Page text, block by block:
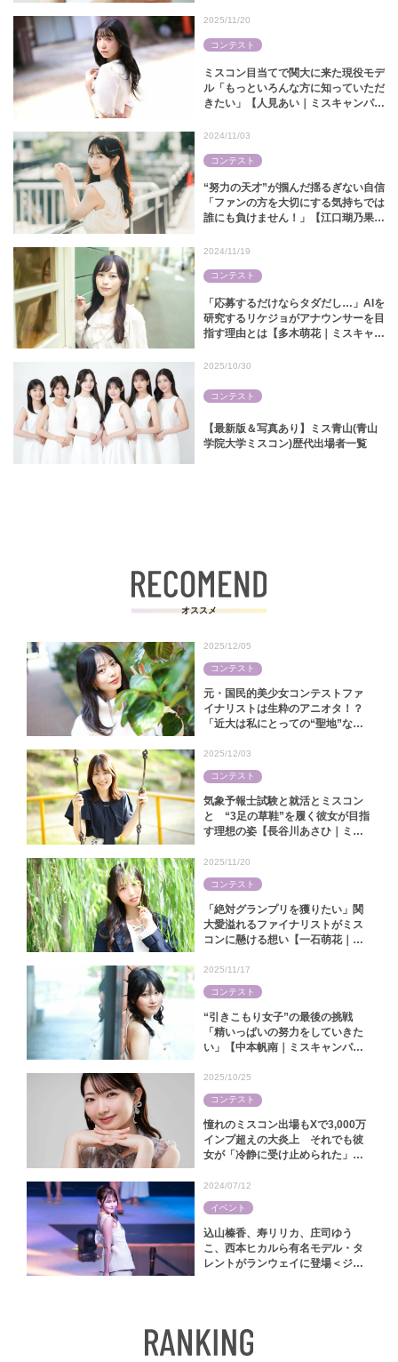
ミスコン目当てで関大に来た現役モデ
ル「もっといろんな方に知っていただ
きたい」【人見あい｜ミスキャンパス
2025/11/20
コンテスト
“努力の天才”が掴んだ揺るぎない自信
「ファンの方を大切にする気持ちでは
誰にも負けません！」【江口瑚乃果｜
2024/11/03
コンテスト
「応募するだけならタダだし…」AIを
研究するリケジョがアナウンサーを目
指す理由とは【多木萌花｜ミスキャン
2024/11/19
コンテスト
【最新版＆写真あり】ミス青山(青山
学院大学ミスコン)歴代出場者一覧
2025/10/30
コンテスト
オススメ
元・国民的美少女コンテストファ
イナリストは生粋のアニオタ！？
「近大は私にとっての“聖地”なん
2025】
2025/12/05
コンテスト
気象予報士試験と就活とミスコン
と “3足の草鞋”を履く彼女が目指
す理想の姿【長谷川あさひ｜ミス
2025/12/03
コンテスト
「絶対グランプリを獲りたい」関
大愛溢れるファイナリストがミス
コンに懸ける想い【一石萌花｜ミ
2025/11/20
コンテスト
“引きこもり女子”の最後の挑戦
「精いっぱいの努力をしていきた
い」【中本帆南｜ミスキャンパス
2025/11/17
コンテスト
憧れのミスコン出場もXで3,000万
インプ超えの大炎上 それでも彼
女が「冷静に受け止められた」ワ
2025】
2025/10/25
コンテスト
込山榛香、寿リリカ、庄司ゆう
こ、西本ヒカルら有名モデル・タ
レントがランウェイに登場＜ジャ
2024/07/12
イベント